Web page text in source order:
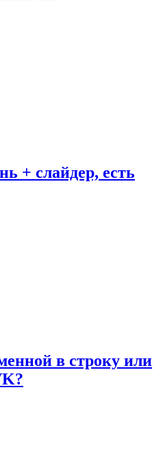
+ слайдер, есть
в строку или